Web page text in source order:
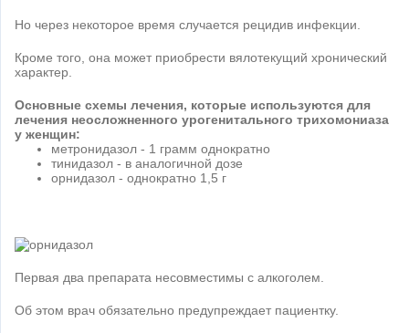
Но через некоторое время случается рецидив инфекции.
Кроме того, она может приобрести вялотекущий хронический
характер.
Основные схемы лечения, которые используются для
лечения неосложненного урогенитального трихомониаза
у женщин:
метронидазол - 1 грамм однократно
тинидазол - в аналогичной дозе
орнидазол - однократно 1,5 г
Первая два препарата несовместимы с алкоголем.
Об этом врач обязательно предупреждает пациентку.